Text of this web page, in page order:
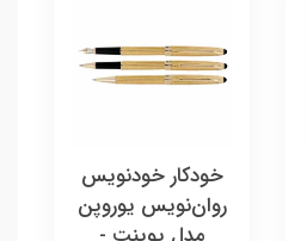
خودکار خودنویس
روان‌نویس یوروپن